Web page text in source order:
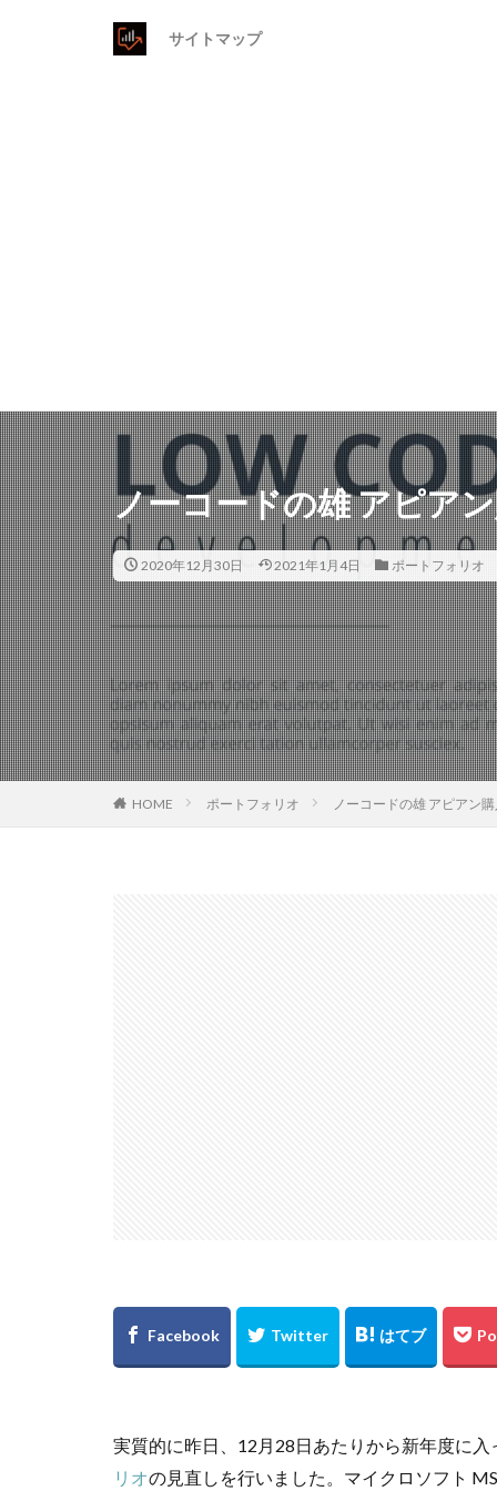
サイトマップ
ノーコードの雄 アピア
2020年12月30日 2021年1月4日 ポートフォリオ
HOME ポートフォリオ ノーコードの雄 アピアン
実質的に昨日、12月28日あたりから新年度に
リオの見直しを行いました。マイクロソフト